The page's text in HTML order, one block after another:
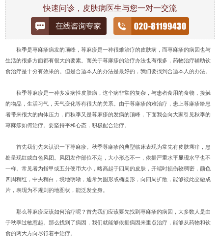
快速问诊，皮肤病医生与您一对一交流
秋季是荨麻疹病发的顶峰，荨麻疹是一种很难治疗的皮肤病，而荨麻疹的病因也与
生活的很多方面都有很大的要素。而关于荨麻疹的治疗办法也有很多，药物治疗辅助饮
食治疗是十分有效果的。但是合适本人的办法是最好的，我们要找到合适本人的办法。
秋季荨麻疹是一种多发病性皮肤病，这个病非常的复杂，与患者食用的食物，接触
的物品，生活习气，天气变化等有很大的关系。由于荨麻疹的难治疗，患上荨麻疹给患
者带来很大的肉体压力，而秋季又是荨麻疹的发病的顶峰，下面我会向大家引见秋季的
荨麻疹如何治疗。要坚持平和心态，积极配合治疗。
首先我们先来认识一下荨麻疹。秋季荨麻疹的典型临床表现为常先有皮肤瘙痒，患
处呈现红或白色风团。风团发作部位不定，大小形态不一，依据严重水平显现水平也不
一样。常见者为指甲或五分硬币大小，略高起于四周的皮肤，开端时损伤较稠密，颜色
四周稍红，中央稍白，境地明晰，通常为圆形或椭圆形，向四周扩散，能够彼此交融成
片，表现为不规则的地图状，能泛发全身。
那么荨麻疹应该如何治疗呢？首先我们应该要先找到荨麻疹的病因，大多数人是由
于秋季过敏惹起。那么找到了病因，我们就能够依据病因来重点治疗，能够从药物和饮
食的两大方向尽行着手治疗。